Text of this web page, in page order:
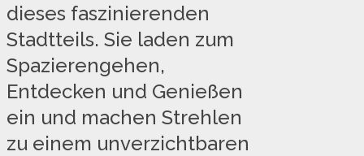
dieses faszinierenden
Stadtteils. Sie laden zum
Spazierengehen,
Entdecken und Genießen
ein und machen Strehlen
zu einem unverzichtbaren